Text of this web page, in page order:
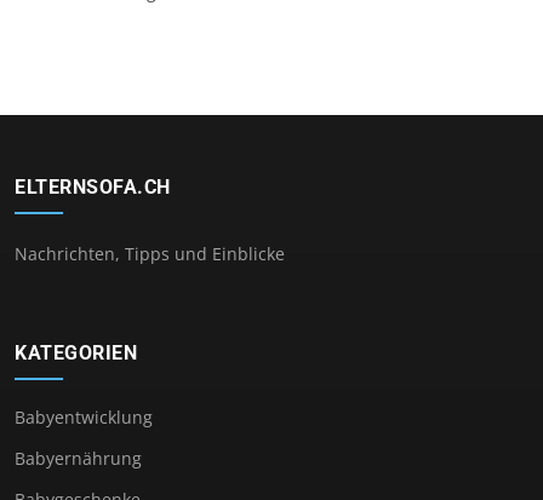
ELTERNSOFA.CH
Nachrichten, Tipps und Einblicke
KATEGORIEN
Babyentwicklung
Babyernährung